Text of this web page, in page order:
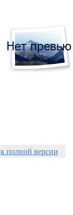
к полной версии